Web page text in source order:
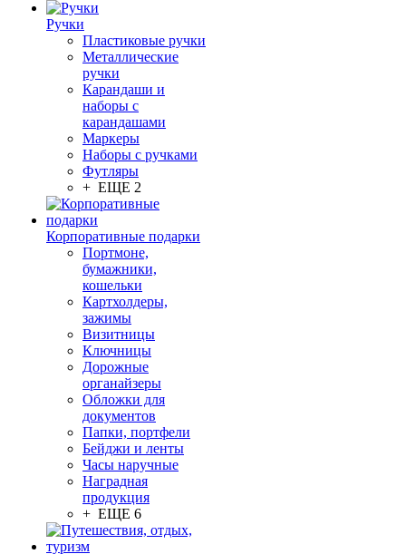
Ручки
Пластиковые ручки
Металлические
ручки
Карандаши и
наборы с
карандашами
Маркеры
Наборы с ручками
Футляры
+ ЕЩЕ 2
Корпоративные подарки
Портмоне,
бумажники,
кошельки
Картхолдеры,
зажимы
Визитницы
Ключницы
Дорожные
органайзеры
Обложки для
документов
Папки, портфели
Бейджи и ленты
Часы наручные
Наградная
продукция
+ ЕЩЕ 6